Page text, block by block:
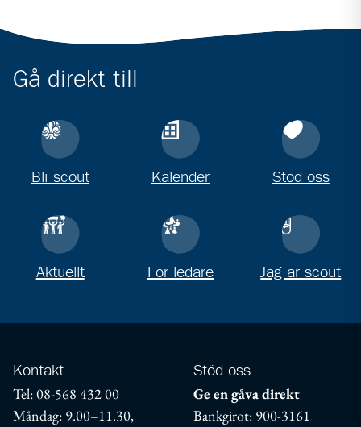
Gå direkt till
Bli scout Kalender Stöd oss
Aktuellt För ledare Jag är scout
Kontakt
Tel: 08-568 432 00
Måndag: 9.00–11.30,
Stöd oss
Ge en gåva direkt
Bankgirot: 900-3161